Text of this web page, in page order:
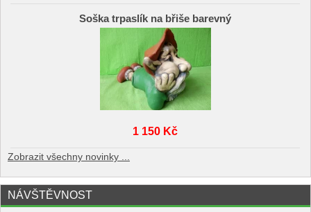
Soška trpaslík na břiše barevný
1 150 Kč
Zobrazit všechny novinky ...
NÁVŠTĚVNOST